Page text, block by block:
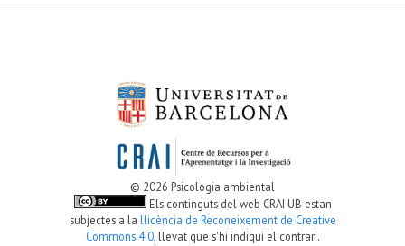
© 2026 Psicologia ambiental
Els continguts del web CRAI UB estan
subjectes a la llicència de Reconeixement de Creative
Commons 4.0, llevat que s'hi indiqui el contrari.